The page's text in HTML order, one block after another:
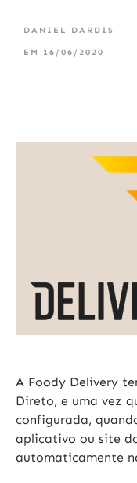
DANIEL DARDIS
EM 16/06/2020
A Foody Delivery
Direto, e uma vez
configurada,
aplicativo ou site
automaticamente